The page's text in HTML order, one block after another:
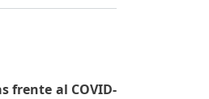
frente al COVID-